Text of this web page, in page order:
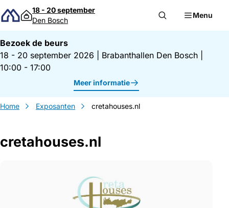
Direct naar inhoud
18 - 20 september
Den Bosch
Menu
Bezoek de beurs
18 - 20 september 2026
Brabanthallen Den Bosch
10:00 - 17:00
Meer informatie
Home Exposanten cretahouses.nl
cretahouses.nl